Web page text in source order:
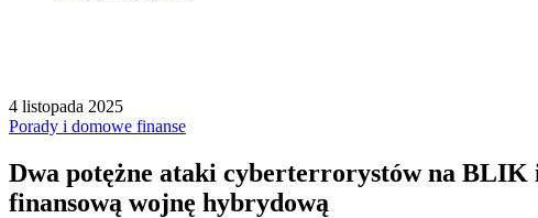
4 listopada 2025
Porady i domowe finanse
Dwa potężne ataki cyberterrorystów na BLIK
finansową wojnę hybrydową